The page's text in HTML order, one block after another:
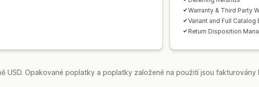
Warranty & Third Party
Variant and Full Catalog
Return Disposition
USD. Opakované poplatky a poplatky založené na použití jsou fakturovány